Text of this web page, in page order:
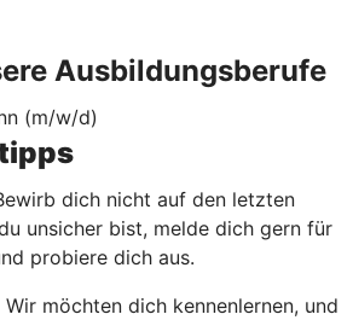
Ausbildungsberufe
(m/w/d)
dich nicht auf den letzten
unsicher bist, melde dich gern für
probiere dich aus.
Wir möchten dich kennenlernen, und